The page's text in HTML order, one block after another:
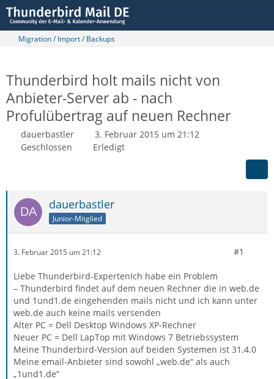
Migration / Import / Backups
Thunderbird holt mails nicht von
Anbieter-Server ab - nach
Profulübertrag auf neuen Rechner
dauerbastler
3. Februar 2015 um 21:12
Geschlossen
Erledigt
dauerbastler
Junior-Mitglied
3. Februar 2015 um 21:12 #1
Liebe Thunderbird-ExpertenIch habe ein Problem
– Thunderbird findet auf dem neuen Rechner die in web.de
und 1und1.de eingehenden mails nicht und ich kann unter
web.de auch keine mails versenden
Alter PC = Dell Desktop Windows XP-Rechner
Neuer PC = Dell LapTop mit Windows 7 Betriebssystem
Meine Thunderbird-Version auf beiden Systemen ist 31.4.0
Meine email-Anbieter sind sowohl „web.de“ als auch
„1und1.de“